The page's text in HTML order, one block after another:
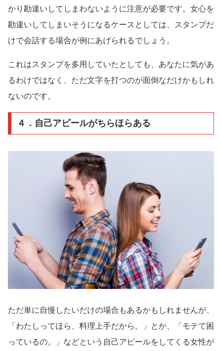
かり勘違いしてしまわないように注意が必要です。女心を
勘違いしてしまいそうになるケースとしては、スタンプだ
けで会話する場合が例にあげられるでしょう。
これはスタンプを多用していたとしても、あなたに気があ
るわけではなく、ただ文字を打つのが面倒なだけかもしれ
ないのです。
４．自己アピールがちらほらある
ただ単に自慢したいだけの場合もあるかもしれませんが、
「わたしってほら、料理上手だから。」とか、「モテて困
っているの。」などという自己アピールをしてくる女性が